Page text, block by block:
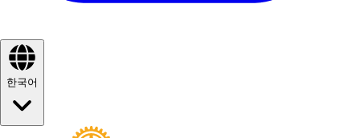
한국어